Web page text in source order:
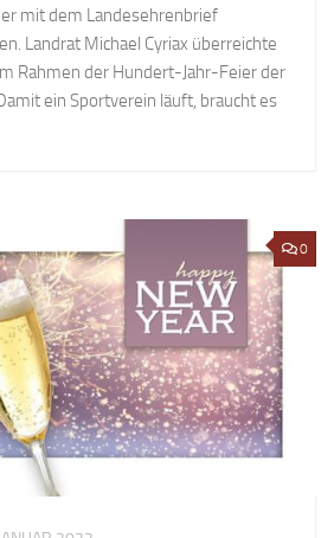
mit dem Landesehrenbrief
Landrat Michael Cyriax überreichte
Rahmen der Hundert-Jahr-Feier der
ein Sportverein läuft, braucht es
0